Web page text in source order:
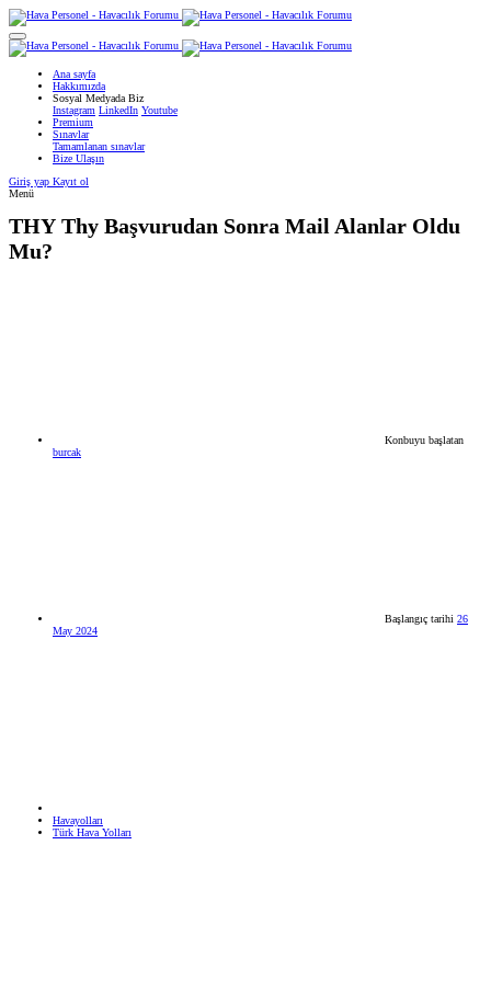
Ana sayfa
Hakkımızda
Sosyal Medyada Biz
Instagram LinkedIn Youtube
Premium
Sınavlar
Tamamlanan sınavlar
Bize Ulaşın
Giriş yap Kayıt ol
Menü
THY Thy Başvurudan Sonra Mail Alanlar Oldu
Mu?
Konbuyu başlatan
burcak
Başlangıç tarihi 26
May 2024
Havayolları
Türk Hava Yolları